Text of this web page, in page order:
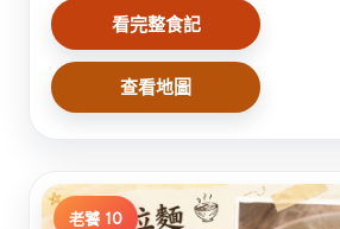
看完整食記
查看地圖
老饕 10